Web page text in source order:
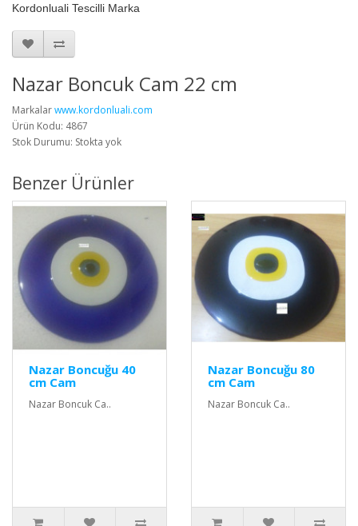
Kordonluali Tescilli Marka
Nazar Boncuk Cam 22 cm
Markalarwww.kordonluali.com
Ürün Kodu: 4867
Stok Durumu: Stokta yok
Benzer Ürünler
Nazar Boncuğu 40
cm Cam
Nazar Boncuk Ca..
Nazar Boncuğu 80
cm Cam
Nazar Boncuk Ca..